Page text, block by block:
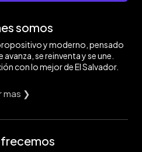
somos
y moderno, pensado
se reinventa y se une.
con lo mejor de El Salvador.
mas ❯